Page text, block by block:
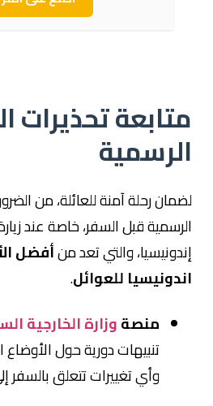
متابعة تحذيرات
الرسمية
لضمان رحلة آمنة للعائلة، من
الرسمية قبل السفر، خاصة عند
إندونيسيا، والتي تعد منأفضل
اندونيسيا للعوائل.
منصةوزارة الخارجية
تنبيهات دورية حول الأوضاع
وأي تغييرات تتعلق بالسفر